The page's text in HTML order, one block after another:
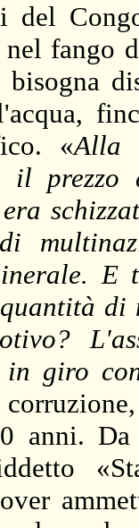
del
fango
«Alla
il
in giro
anni.